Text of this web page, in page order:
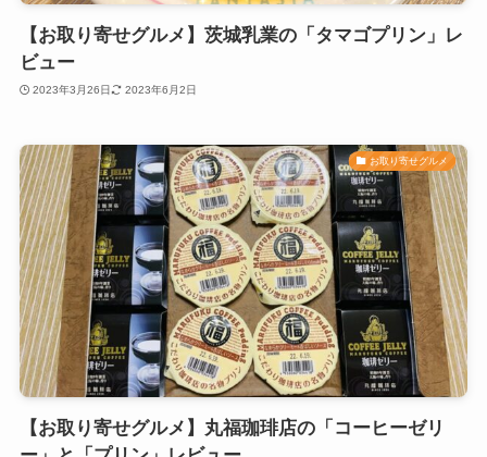
【お取り寄せグルメ】茨城乳業の「タマゴプリン」レ
ビュー
2023年3月26日 2023年6月2日
お取り寄せグルメ
【お取り寄せグルメ】丸福珈琲店の「コーヒーゼリ